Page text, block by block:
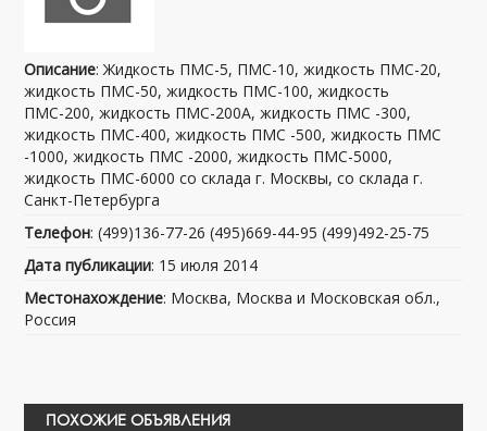
Описание: Жидкость ПМС-5, ПМС-10, жидкость ПМС-20,
жидкость ПМС-50, жидкость ПМС-100, жидкость
ПМС-200, жидкость ПМС-200А, жидкость ПМС -300,
жидкость ПМС-400, жидкость ПМС -500, жидкость ПМС
-1000, жидкость ПМС -2000, жидкость ПМС-5000,
жидкость ПМС-6000 со склада г. Москвы, со склада г.
Санкт-Петербурга
Телефон: (499)136-77-26 (495)669-44-95 (499)492-25-75
Дата публикации: 15 июля 2014
Местонахождение: Москва, Москва и Московская обл.,
Россия
ПОХОЖИЕ ОБЪЯВЛЕНИЯ